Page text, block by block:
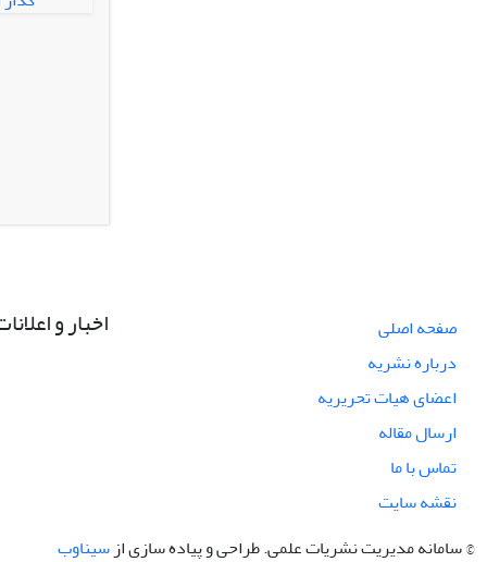
صفحه اصلی
درباره نشریه
اعضای هیات تحریریه
ارسال مقاله
تماس با ما
نقشه سایت
اخبار و
© سامانه مدیریت نشریات علمی.طراحی و پیاده سازی از سیناوب